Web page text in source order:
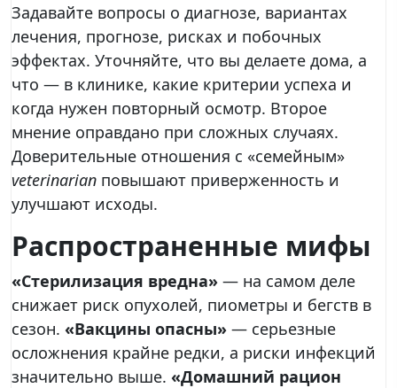
Задавайте вопросы о диагнозе, вариантах
лечения, прогнозе, рисках и побочных
эффектах. Уточняйте, что вы делаете дома, а
что — в клинике, какие критерии успеха и
когда нужен повторный осмотр. Второе
мнение оправдано при сложных случаях.
Доверительные отношения с «семейным»
veterinarian повышают приверженность и
улучшают исходы.
Распространенные мифы
«Стерилизация вредна» — на самом деле
снижает риск опухолей, пиометры и бегств в
сезон. «Вакцины опасны» — серьезные
осложнения крайне редки, а риски инфекций
значительно выше. «Домашний рацион